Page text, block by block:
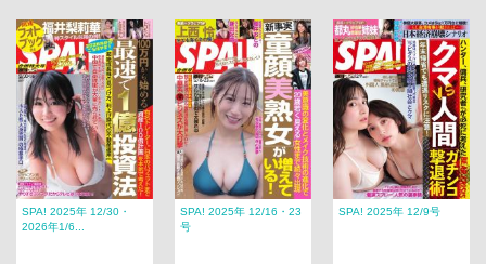
SPA! 2025年 12/30・
2026年1/6...
SPA! 2025年 12/16・23
号
SPA! 2025年 12/9号